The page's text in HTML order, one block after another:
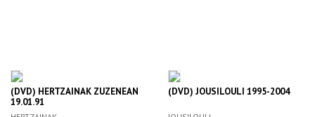
(DVD) HERTZAINAK ZUZENEAN
19.01.91
(DVD) JOUSILOULI 1995-2004